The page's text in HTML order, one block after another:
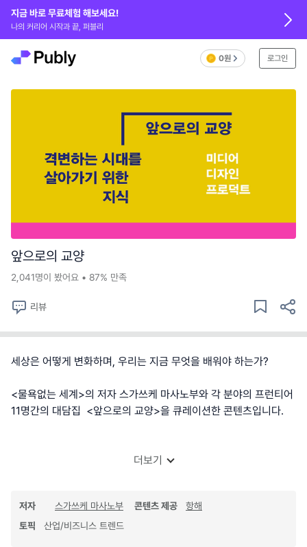
0원 로그인
지금 바로 무료체험 해보세요!
나의 커리어 시작과 끝, 퍼블리
앞으로의 교양
2,041명이 봤어요 • 87% 만족
리뷰
세상은 어떻게 변화하며, 우리는 지금 무엇을 배워야 하는가?
<물욕없는 세계>의 저자 스가쓰케 마사노부와 각 분야의 프런티어
11명간의 대담집 <앞으로의 교양>을 큐레이션한 콘텐츠입니다.
더보기
저자 스가쓰케 마사노부 콘텐츠 제공
항해
토픽
산업/비즈니스 트렌드